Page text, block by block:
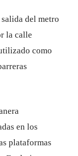
del metro
la calle
como
en los
plataformas